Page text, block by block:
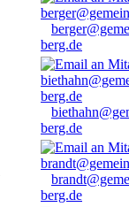
berg.de
berg.de
berg.de